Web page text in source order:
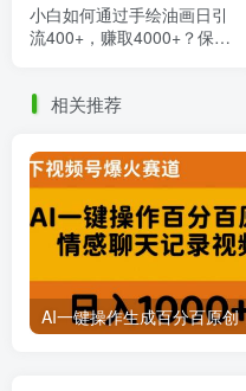
小白如何通过手绘油画日引
流400+，赚取4000+？保姆
相关推荐